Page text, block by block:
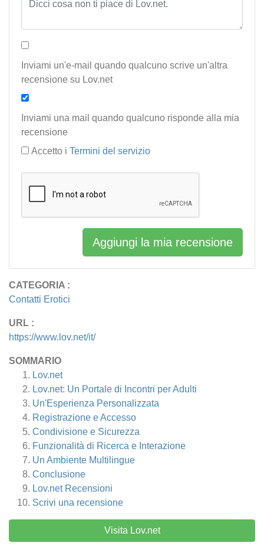
CATEGORIA :
Contatti Erotici
URL :
https://www.lov.net/it/
SOMMARIO
Lov.net
Lov.net: Un Portale di Incontri per Adulti
Un'Esperienza Personalizzata
Registrazione e Accesso
Condivisione e Sicurezza
Funzionalità di Ricerca e Interazione
Un Ambiente Multilingue
Conclusione
Lov.netRecensioni
Scrivi una recensione
Visita Lov.net
Inviami un'e-mail quando qualcuno scrive un'altra
recensione su Lov.net
Inviami una mail quando qualcuno risponde alla mia
recensione
Accetto i Termini del servizio
Aggiungi la mia recensione